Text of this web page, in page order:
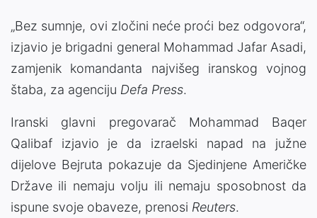
„Bez sumnje, ovi zločini neće proći bez odgovora“,
izjavio je brigadni general Mohammad Jafar Asadi,
zamjenik komandanta najvišeg iranskog vojnog
štaba, za agenciju Defa Press.
Iranski glavni pregovarač Mohammad Baqer
Qalibaf izjavio je da izraelski napad na južne
dijelove Bejruta pokazuje da Sjedinjene Američke
Države ili nemaju volju ili nemaju sposobnost da
ispune svoje obaveze, prenosi Reuters.